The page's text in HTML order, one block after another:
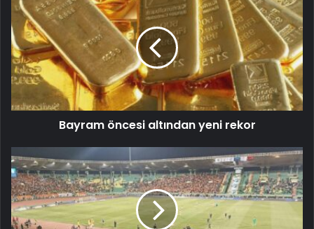
Bayram öncesi altından yeni rekor